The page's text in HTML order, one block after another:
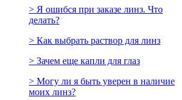
> Я ошибся при заказе линз. Что
делать?
> Как выбрать раствор для линз
> Зачем еще капли для глаз
> Могу ли я быть уверен в наличие
моих линз?